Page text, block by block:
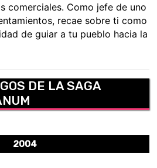
comerciales. Como jefe de uno
recae sobre ti como
de guiar a tu pueblo hacia la
DE LA SAGA
2004